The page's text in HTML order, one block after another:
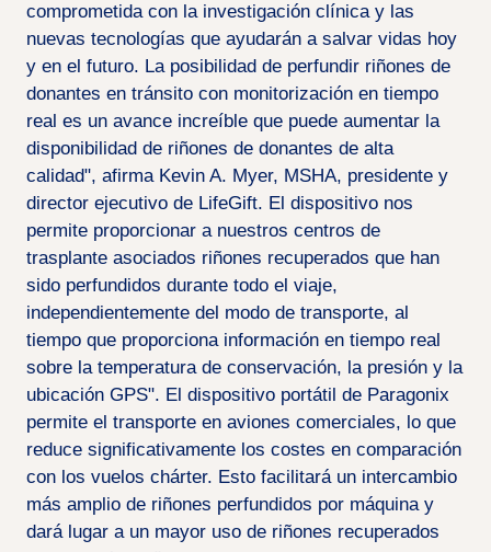
comprometida con la investigación clínica y las
nuevas tecnologías que ayudarán a salvar vidas hoy
y en el futuro. La posibilidad de perfundir riñones de
donantes en tránsito con monitorización en tiempo
real es un avance increíble que puede aumentar la
disponibilidad de riñones de donantes de alta
calidad", afirma Kevin A. Myer, MSHA, presidente y
director ejecutivo de LifeGift. El dispositivo nos
permite proporcionar a nuestros centros de
trasplante asociados riñones recuperados que han
sido perfundidos durante todo el viaje,
independientemente del modo de transporte, al
tiempo que proporciona información en tiempo real
sobre la temperatura de conservación, la presión y la
ubicación GPS". El dispositivo portátil de Paragonix
permite el transporte en aviones comerciales, lo que
reduce significativamente los costes en comparación
con los vuelos chárter. Esto facilitará un intercambio
más amplio de riñones perfundidos por máquina y
dará lugar a un mayor uso de riñones recuperados